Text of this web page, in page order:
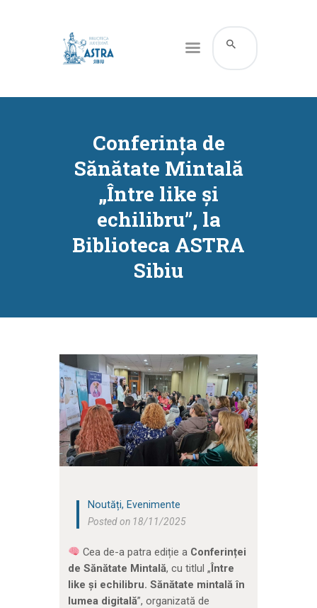
Conferința de
Sănătate Mintală
„Între like și
echilibru”, la
Biblioteca ASTRA
Sibiu
CATALOG ONLINE
RESURSE
SERVICII
INFORMAȚII UTILE
CONTACT
CONTUL MEU
Noutăți, Evenimente
Posted on 18/11/2025
Cea de-a patra ediție a Conferinței
de Sănătate Mintală, cu titlul „Între
like și echilibru. Sănătate mintală în
lumea digitală”, organizată de